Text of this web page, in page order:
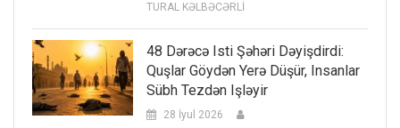
TURAL KƏLBƏCƏRLİ
48 Dərəcə Isti Şəhəri Dəyişdirdi:
Quşlar Göydən Yerə Düşür, Insanlar
Sübh Tezdən Işləyir
28 İyul 2026